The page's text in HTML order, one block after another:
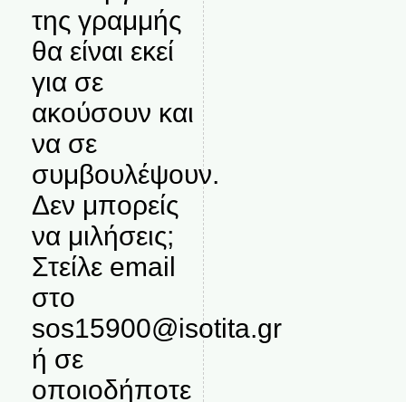
της γραμμής
θα είναι εκεί
για σε
ακούσουν και
να σε
συμβουλέψουν.
Δεν μπορείς
να μιλήσεις;
Στείλε email
στο
sos15900@isotita.gr
ή σε
οποιοδήποτε